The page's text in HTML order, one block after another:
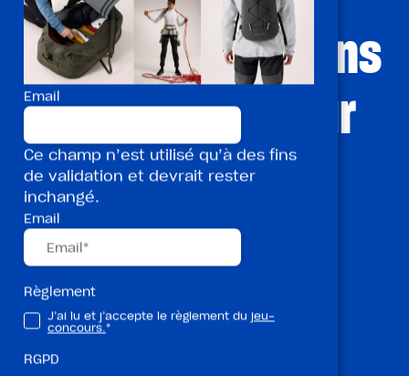
convivialité, sans
concessions sur
ce qui fait le
plaisir de la
rencontre et de
l’aventure.
Email
Ce champ n’est utilisé qu’à des fins
de validation et devrait rester
inchangé.
Email
Règlement
J’ai lu et j’accepte le règlement du jeu-
concours.*
RGPD